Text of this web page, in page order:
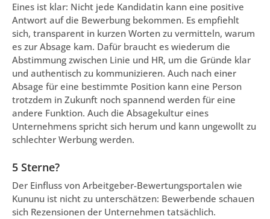
Eines ist klar: Nicht jede Kandidatin kann eine positive
Antwort auf die Bewerbung bekommen. Es empfiehlt
sich, transparent in kurzen Worten zu vermitteln, warum
es zur Absage kam. Dafür braucht es wiederum die
Abstimmung zwischen Linie und HR, um die Gründe klar
und authentisch zu kommunizieren. Auch nach einer
Absage für eine bestimmte Position kann eine Person
trotzdem in Zukunft noch spannend werden für eine
andere Funktion. Auch die Absagekultur eines
Unternehmens spricht sich herum und kann ungewollt zu
schlechter Werbung werden.
5 Sterne?
Der Einfluss von Arbeitgeber-Bewertungsportalen wie
Kununu ist nicht zu unterschätzen: Bewerbende schauen
sich Rezensionen der Unternehmen tatsächlich.